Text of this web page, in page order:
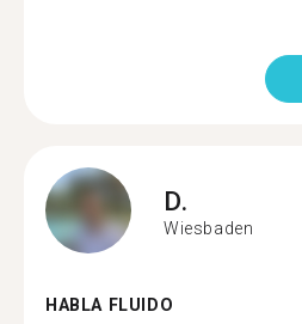
D.
Wiesbaden
HABLA FLUIDO